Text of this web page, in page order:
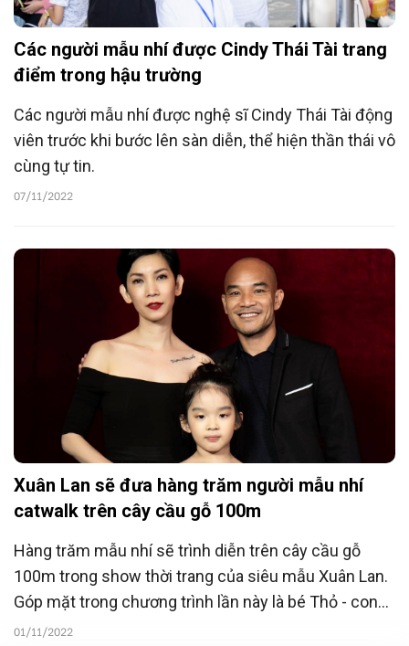
Các người mẫu nhí được Cindy Thái Tài trang
điểm trong hậu trường
Các người mẫu nhí được nghệ sĩ Cindy Thái Tài động
viên trước khi bước lên sàn diễn, thể hiện thần thái vô
cùng tự tin.
07/11/2022
Xuân Lan sẽ đưa hàng trăm người mẫu nhí
catwalk trên cây cầu gỗ 100m
Hàng trăm mẫu nhí sẽ trình diễn trên cây cầu gỗ
100m trong show thời trang của siêu mẫu Xuân Lan.
Góp mặt trong chương trình lần này là bé Thỏ - con
gái nữ siêu mẫu.
01/11/2022